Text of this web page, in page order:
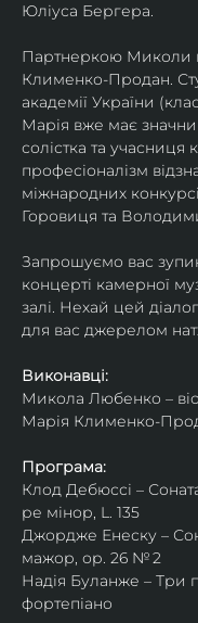
Юліуса Бергера.
Партнеркою Миколи
Клименко-Продан.
академії України
Марія вже має
солістка та учасниця
професіоналізм
міжнародних
Горовиця та
Запрошуємо вас
концерті камерної
залі. Нехай цей
для вас джерелом
Виконавці:
Микола Любенко –
Марія Клименко-
Програма:
Клод Дебюссі –
ре мінор, L. 135
Джордже Енеску –
мажор, ор. 26 № 2
Надія Буланже – Три
фортепіано